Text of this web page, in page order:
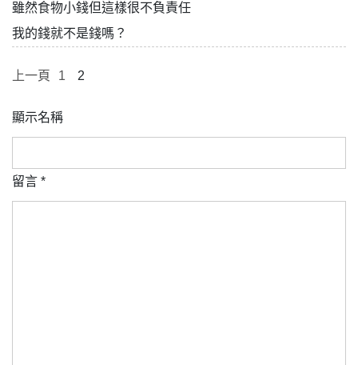
雖然食物小錢但這樣很不負責任
我的錢就不是錢嗎？
上一頁 1 2
顯示名稱
留言 *